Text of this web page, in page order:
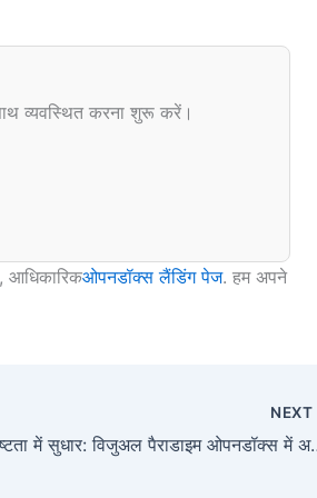
व्यवस्थित करना शुरू करें।
आधिकारिकओपनडॉक्स लैंडिंग पेज. हम अपने
NEXT
स्पष्टता में सुधार: